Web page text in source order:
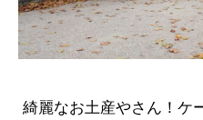
綺麗なお土産やさん！ケ